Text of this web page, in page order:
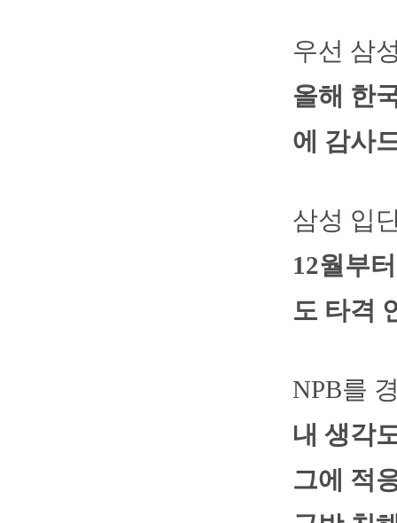
우선 삼
올해 한
에 감사
삼성 입
12월부
도 타격
NPB를
내 생각
그에 적